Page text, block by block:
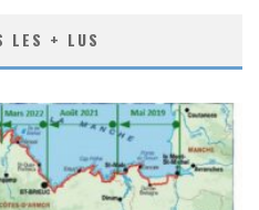
LES + LUS